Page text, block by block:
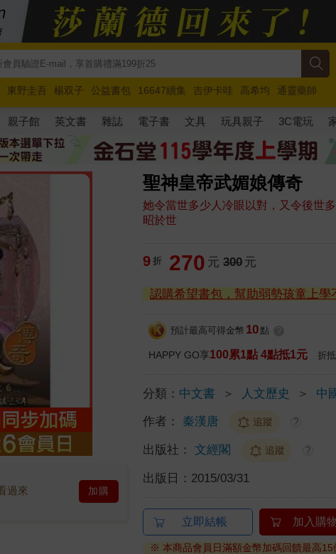
東野圭吾 楊双子 公益書包 16647續集 吉伊卡哇 高希均
通靈藥師
德賽 路邊攤新作 馬斯克 玩具總動員5 超慢跑
親子館 英文書 雜誌 電子書 文具 玩具親子 3C電玩
聖神皇帝武媚娘傳奇
她令當世多少人冷眼以對，又令後世
昭於世
過來 加購
9 折 270 元 300 元
認購希望書包，幫助弱勢孩童上學
預計最高可得金幣 10 點
HAPPY GO享100累1點 4點抵1元 折
分類： 中文書 ＞ 人文歷史 ＞ 中
作者： 秦漢唐 追蹤 ?
出版社： 文經閣 追蹤 ?
出版日： 2015/03/31
立即結帳 加入購
※ 本商品會員日滿額金幣加碼回饋最高15